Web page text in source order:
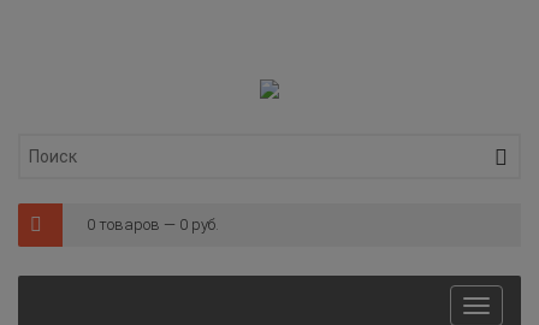
0 товаров — 0 руб.